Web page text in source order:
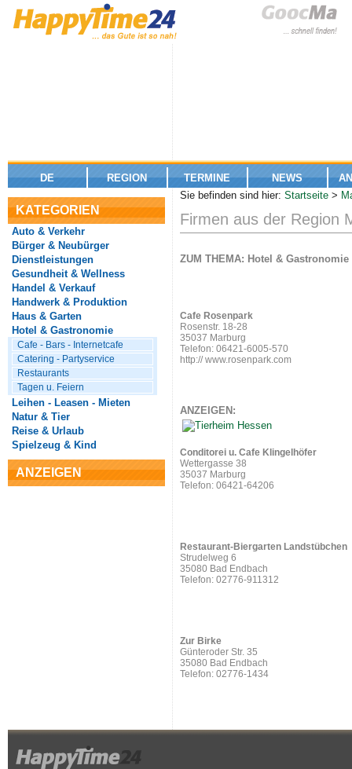
DE REGION TERMINE NEWS
KATEGORIEN
Auto & Verkehr
Bürger & Neubürger
Dienstleistungen
Gesundheit & Wellness
Handel & Verkauf
Handwerk & Produktion
Haus & Garten
Hotel & Gastronomie
Cafe - Bars - Internetcafe
Catering - Partyservice
Restaurants
Tagen u. Feiern
Leihen - Leasen - Mieten
Natur & Tier
Reise & Urlaub
Spielzeug & Kind
ANZEIGEN
Sie befinden sind hier: Startseite >
Firmen aus der Region
ZUM THEMA: Hotel & Gastronomie
Cafe Rosenpark
Rosenstr. 18-28
35037 Marburg
Telefon: 06421-6005-570
http:// www.rosenpark.com
ANZEIGEN:
Conditorei u. Cafe Klingelhöfer
Wettergasse 38
35037 Marburg
Telefon: 06421-64206
Restaurant-Biergarten Landstübchen
Strudelweg 6
35080 Bad Endbach
Telefon: 02776-911312
Zur Birke
Günteroder Str. 35
35080 Bad Endbach
Telefon: 02776-1434